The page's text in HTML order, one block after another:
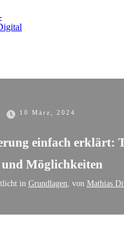
10 März, 2024
einfach erklärt:
und Möglichkeiten
in Grundlagen , von Mathias